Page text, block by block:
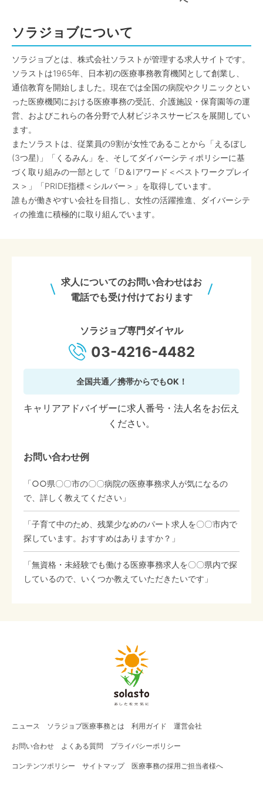
ソラジョブについて
ソラジョブとは、株式会社ソラストが管理する求人サイトです。
ソラストは1965年、日本初の医療事務教育機関として創業し、
通信教育を開始しました。現在では全国の病院やクリニックとい
った医療機関における医療事務の受託、介護施設・保育園等の運
営、およびこれらの各分野で人材ビジネスサービスを展開してい
ます。
またソラストは、従業員の9割が女性であることから「えるぼし
(3つ星)」「くるみん」を、そしてダイバーシティポリシーに基
づく取り組みの一部として「D＆Iアワード＜ベストワークプレイ
ス＞」「PRIDE指標＜シルバー＞」を取得しています。
誰もが働きやすい会社を目指し、女性の活躍推進、ダイバーシテ
ィの推進に積極的に取り組んでいます。
求人についてのお問い合わせはお
電話でも受け付けております
ソラジョブ専門ダイヤル
03-4216-4482
全国共通／携帯からでもOK！
キャリアアドバイザーに求人番号・法人名をお伝え
ください。
お問い合わせ例
「○○県〇〇市の〇〇病院の医療事務求人が気になるの
で、詳しく教えてください」
「子育て中のため、残業少なめのパート求人を〇〇市内で
探しています。おすすめはありますか？」
「無資格・未経験でも働ける医療事務求人を〇〇県内で探
しているので、いくつか教えていただきたいです」
ニュース ソラジョブ医療事務 とは 利用ガイド 運営会社
お問い合わせ よくある質問 プライバシーポリシー
コンテンツポリシー サイトマップ 医療事務の採用ご担当者様へ